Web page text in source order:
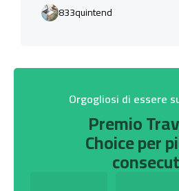
833quintend
Orgogliosi di essere
Premio
Choice per